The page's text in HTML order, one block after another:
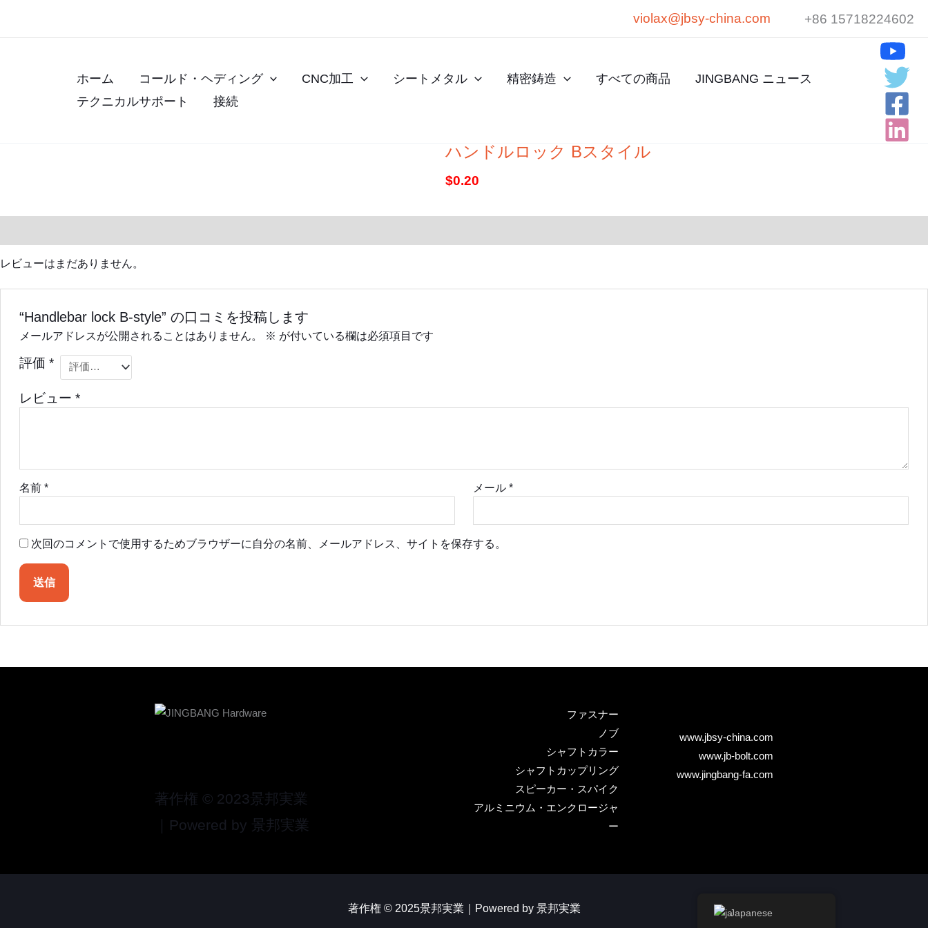
violax@jbsy-china.com +86 15718224602
ホーム コールド・ヘディング CNC加工 シートメタル 精密鋳造 すべての商品
JINGBANG ニュース
テクニカルサポート
接続
ハンドルロック Bスタイル
$0.20
レビューはまだありません。
“Handlebar lock B-style” の口コミを投稿します
メールアドレスが公開されることはありません。 ※ が付いている欄は必須項目です
評価 *
レビュー *
名前 * メール *
次回のコメントで使用するためブラウザーに自分の名前、メールアドレス、サイトを保存する。
著作権 © 2023景邦実業
｜Powered by 景邦実業
ファスナー
ノブ
シャフトカラー
シャフトカップリング
スピーカー・スパイク
アルミニウム・エンクロージャ
ー
www.jbsy-china.com
www.jb-bolt.com
www.jingbang-fa.com
著作権 © 2025景邦実業｜Powered by 景邦実業 Japanese